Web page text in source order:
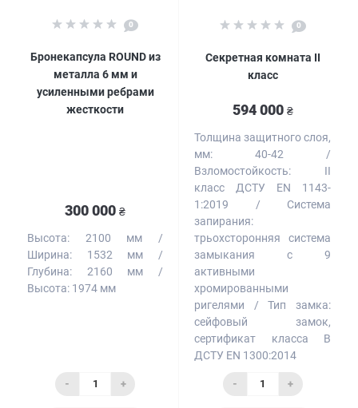
0
Бронекапсула ROUND из
металла 6 мм и
усиленными ребрами
жесткости
300 000 ₴
Высота:
2100 мм
Ширина:
1532 мм
Глубина:
2160 мм
Высота: 1974 мм
- +
0
Секретная комната II
класс
594 000 ₴
Толщина защитного слоя,
мм:
40-42
Взломостойкость:
II
класс ДСТУ EN 1143-
1:2019
Система
запирания:
трьохсторонняя система
замыкания с 9
активными
хромированными
ригелями
Тип замка:
сейфовый замок,
сертификат класса B
ДСТУ EN 1300:2014
- +